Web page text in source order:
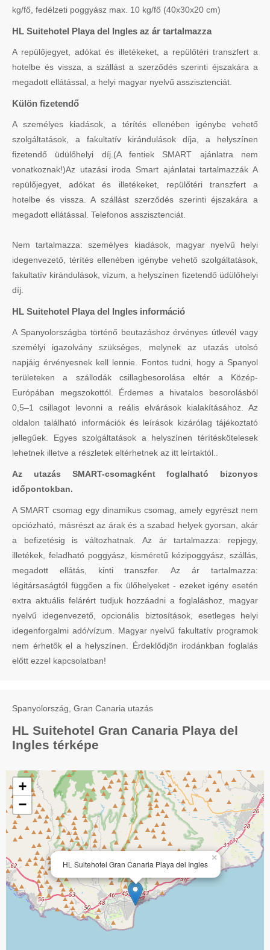
kg/fő, fedélzeti poggyász max. 10 kg/fő (40x30x20 cm)
HL Suitehotel Playa del Ingles az ár tartalmazza
A repülőjegyet, adókat és illetékeket, a repülőtéri transzfert a
hotelbe és vissza, a szállást a szerződés szerinti éjszakára a
megadott ellátással, a helyi magyar nyelvű asszisztenciát.
Külön fizetendő
A személyes kiadások, a térítés ellenében igénybe vehető
szolgáltatások, a fakultatív kirándulások díja, a helyszínen
fizetendő üdülőhelyi díj.(A fentiek SMART ajánlatra nem
vonatkoznak!)Az utazási iroda Smart ajánlatai tartalmazzák A
repülőjegyet, adókat és illetékeket, repülőtéri transzfert a
hotelbe és vissza. A szállást szerződés szerinti éjszakára a
megadott ellátással. Telefonos asszisztenciát.
Nem tartalmazza: személyes kiadások, magyar nyelvű helyi
idegenvezető, térítés ellenében igénybe vehető szolgáltatások,
fakultatív kirándulások, vízum, a helyszínen fizetendő üdülőhelyi
díj.
HL Suitehotel Playa del Ingles információ
A Spanyolországba történő beutazáshoz érvényes útlevél vagy
személyi igazolvány szükséges, melynek az utazás utolsó
napjáig érvényesnek kell lennie. Fontos tudni, hogy a Spanyol
területeken a szállodák csillagbesorolása eltér a Közép-
Európában megszokottól. Érdemes a hivatalos besorolásból
0,5–1 csillagot levonni a reális elvárások kialakításához. Az
oldalon található információk és leírások kizárólag tájékoztató
jellegűek. Egyes szolgáltatások a helyszínen térítéskötelesek
lehetnek illetve a részletek eltérhetnek az itt leírtaktól..
Az utazás SMART-csomagként foglalható bizonyos
időpontokban.
A SMART csomag egy dinamikus csomag, amely egyrészt nem
opciózható, másrészt az árak és a szabad helyek gyorsan, akár
a befizetésig is változhatnak. Az ár tartalmazza: repjegy,
illetékek, feladható poggyász, kisméretű kézipoggyász, szállás,
megadott ellátás, kinti transzfer. Az ár tartalmazza:
légitársaságtól függően a fix ülőhelyeket - ezeket igény esetén
extra aktuális felárért tudjuk hozzáadni a foglaláshoz, magyar
nyelvű idegenvezető, opcionális biztosítások, esetleges helyi
idegenforgalmi adó/vízum. Magyar nyelvű fakultatív programok
nem érhetők el a helyszínen. Érdeklődjön irodánkban foglalás
előtt ezzel kapcsolatban!
Spanyolország, Gran Canaria utazás
HL Suitehotel Gran Canaria Playa del
Ingles térképe
HL Suitehotel Gran Canaria Playa del Ingles
×
+
−